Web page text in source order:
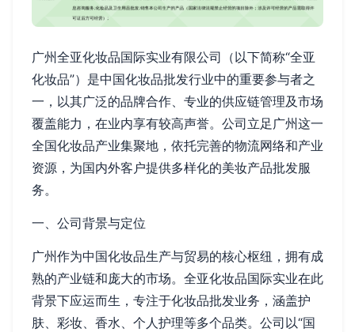
广州全亚化妆品国际实业有限公司（以下简称“全亚
化妆品”）是中国化妆品批发行业中的重要参与者之
一，以其广泛的品牌合作、专业的供应链管理及市场
覆盖能力，在业内享有较高声誉。公司立足广州这一
全国化妆品产业集聚地，依托完善的物流网络和产业
资源，为国内外客户提供多样化的美妆产品批发服
务。
一、公司背景与定位
广州作为中国化妆品生产与贸易的核心枢纽，拥有成
熟的产业链和庞大的市场。全亚化妆品国际实业在此
背景下应运而生，专注于化妆品批发业务，涵盖护
肤、彩妆、香水、个人护理等多个品类。公司以“国